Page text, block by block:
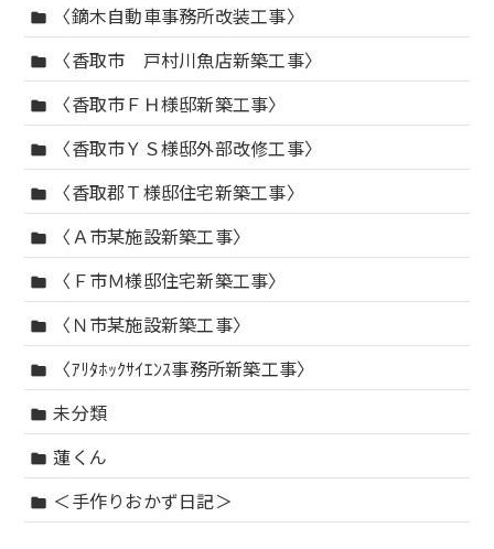
folder 〈鏑木自動車事務所改装工事〉
folder 〈香取市 戸村川魚店新築工事〉
folder 〈香取市ＦＨ様邸新築工事〉
folder 〈香取市ＹＳ様邸外部改修工事〉
folder 〈香取郡Ｔ様邸住宅新築工事〉
folder 〈Ａ市某施設新築工事〉
folder 〈Ｆ市Ｍ様邸住宅新築工事〉
folder 〈Ｎ市某施設新築工事〉
folder 〈ｱﾘﾀﾎｯｸｻｲｴﾝｽ事務所新築工事〉
folder 未分類
folder 蓮くん
folder ＜手作りおかず日記＞